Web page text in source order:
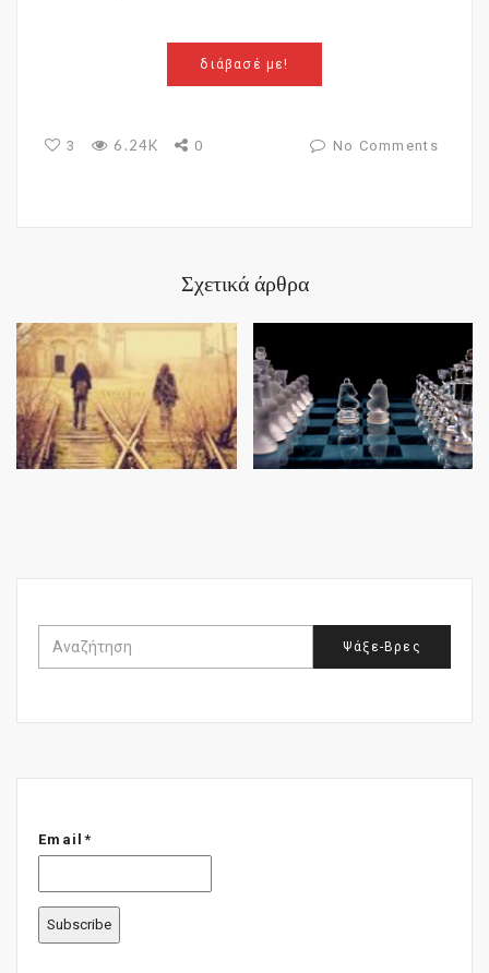
διάβασέ με!
3 6.24K 0 No Comments
Σχετικά άρθρα
Email*